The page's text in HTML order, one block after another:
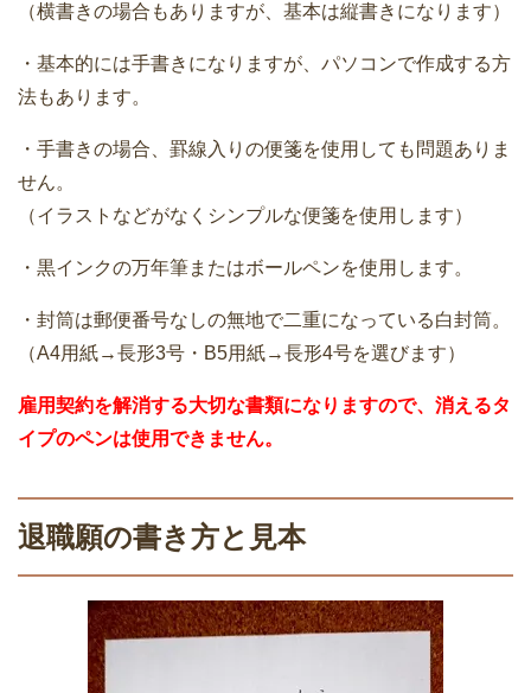
（横書きの場合もありますが、基本は縦書きになります）
・基本的には手書きになりますが、パソコンで作成する方
法もあります。
・手書きの場合、罫線入りの便箋を使用しても問題ありま
せん。
（イラストなどがなくシンプルな便箋を使用します）
・黒インクの万年筆またはボールペンを使用します。
・封筒は郵便番号なしの無地で二重になっている白封筒。
（A4用紙→長形3号・B5用紙→長形4号を選びます）
雇用契約を解消する大切な書類になりますので、消えるタ
イプのペンは使用できません。
退職願の書き方と見本